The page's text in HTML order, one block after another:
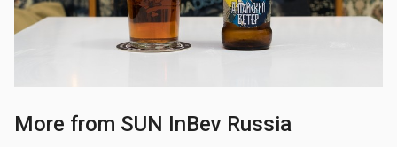
More from SUN InBev Russia